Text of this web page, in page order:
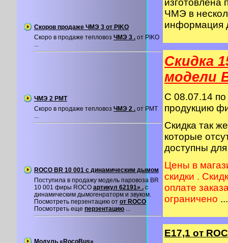
Скоров продаже ЧМЭ 3 от PIKO
Скоро в продаже тепловоз ЧМЭ 3 . от PIKO
...
ЧМЭ 2 PMT
Скоро в продаже тепловоз ЧМЭ 2 . от PMT
...
ROCO BR 10 001 с динамическим дымом
Поступила в продажу модель паровоза BR
10 001 фиры ROCO артикул 62191» . с
динамическим дымогенраторм и звуком.
Посмотреть перзентацию от от ROCO
Посмотреть еще перзентацию ...
Модуль «RocoBus»
изготовлена
ЧМЭ в
информация
Скидка
модели
C 08.07.14
продукцию
Скидка так
которые
доступны
Цены в
скидки .
оплате
ограничено ...
Е17,1 от